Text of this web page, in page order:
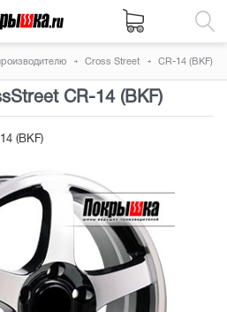
Cross Street CR-14 (BKF)
CR-14 (BKF)
(BKF)